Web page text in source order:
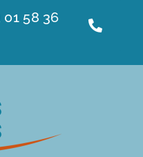
58 36